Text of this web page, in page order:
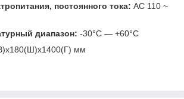
постоянного тока: AC 110 ~
диапазон: -30°C — +60°C
мм